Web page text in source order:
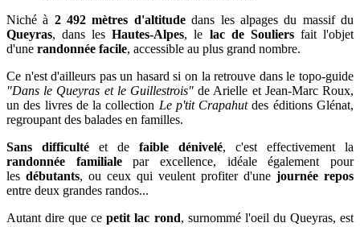
Niché à 2 492 mètres d'altitudedans les alpages du massif du
Queyras, dans lesHautes-Alpes, le lac de Souliersfait l'objet
d'une randonnée facile, accessible au plus grand nombre.
Ce n'est d'ailleurs pas un hasard si on la retrouve dans le topo-guide
"Dans le Queyras et le Guillestrois" de Arielle et Jean-Marc Roux,
un des livres de la collection Le p'tit Crapahutdes éditions Glénat,
regroupant des balades en familles.
Sans difficulté et de faible dénivelé, c'est effectivement la
randonnée familialepar excellence, idéale également pour
les débutants, ou ceux qui veulent profiter d'une journée repos
entre deux grandes randos...
Autant dire que cepetit lac rond, surnommé l'oeil du Queyras, est